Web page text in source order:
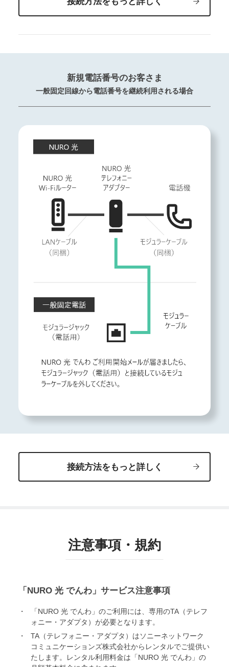
新規電話番号のお客さま
一般固定回線から電話番号を継続利用される場合
接続方法をもっと詳しく
注意事項・規約
「NURO 光 でんわ」サービス注意事項
「NURO 光 でんわ」のご利用には、専用のTA（テレフ
ォニー・アダプタ）が必要となります。
TA（テレフォニー・アダプタ）はソニーネットワーク
コミュニケーションズ株式会社からレンタルでご提供い
たします。レンタル利用料金は「NURO 光 でんわ」の